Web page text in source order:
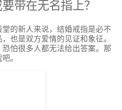
带在无名指上？
的新人来说，结婚戒指是必不
也是双方爱情的见证和象征。
怕很多人都无法给出答案。那
。